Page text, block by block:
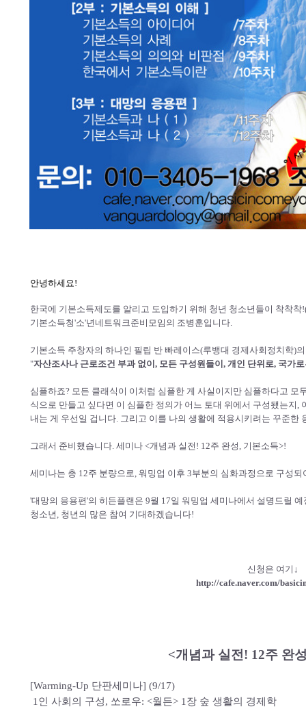
안녕하세요!
한국에 기본소득제도를 알리고 도입하기 위해 청년 청소년들이 착착착
기본소득청'소'년네트워크준비모임의 조병훈입니다.
기본소득 주창자의 하나인 필립 반 빠레이스(루뱅대 경제사회정치학)
"자산조사나 근로조건 부과 없이, 모든 구성원들이, 개인 단위로, 국가
심플하죠? 모든 클래식이 이처럼 심플한 게 사실이지만 심플하다고
식으로 만들고 싶다면 이 심플한 정의가 어느 토대 위에서 구성됐는지
내는 게 우선일 겁니다. 그리고 이를 나의 생활에 적용시키려는 꾸준한
그래서 준비했습니다. 세미나 <개념과 실전! 12주 완성, 기본소득>!
세미나는 총 12주 분량으로, 워밍업 이후 3부분의 심화과정으로 구성되
'대망의 응용편'의 히든플랜은 9월 17일 워밍업 세미나에서 설명드릴 예
청소년, 청년의 많은 참여 기대하겠습니다!
신청은 여기↓
http://cafe.naver.com/
<개념과 실전! 12주 완
[Warming-Up 단판세미나] (9/17)
1인 사회의 구성, 쏘로우: <월든> 1장 숲 생활의 경제학